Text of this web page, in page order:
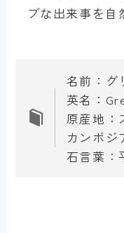
ブな出来事を自
名前：グ
英名：
原産地：
カンボジ
石言葉：